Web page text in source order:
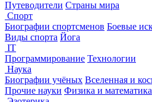
Путеводители Страны мира
Спорт
Биографии спортсменов Боевые
Виды спорта Йога
IT
Программирование Технологии
Наука
Биографии учёных Вселенная и
Прочие науки Физика и математика